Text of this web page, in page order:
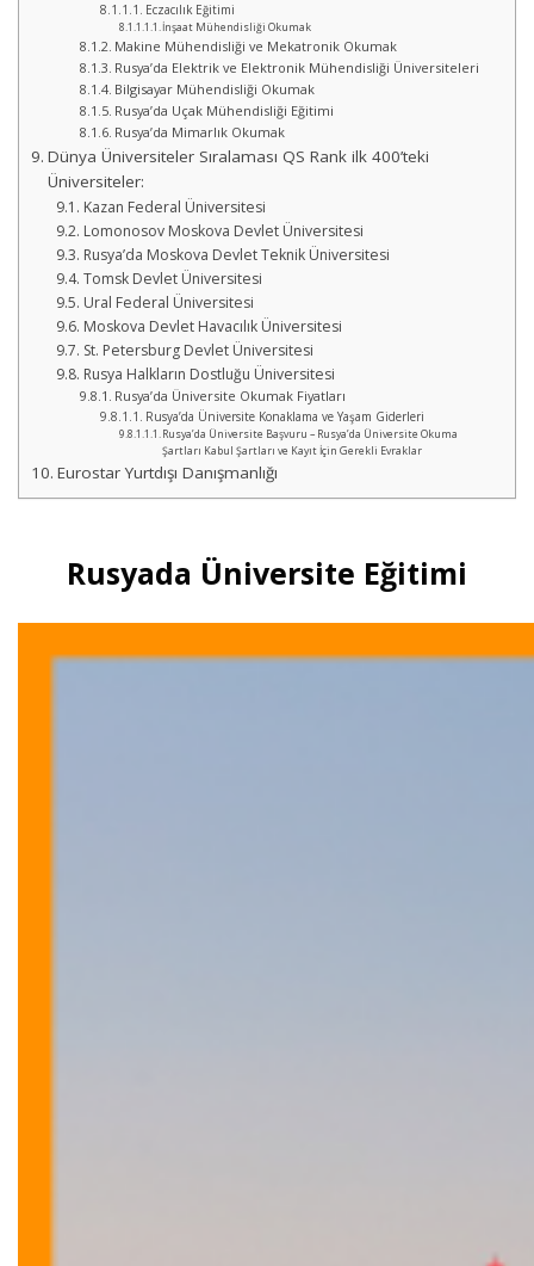
Eczacılık Eğitimi
İnşaat Mühendisliği Okumak
Makine Mühendisliği ve Mekatronik Okumak
Rusya’da Elektrik ve Elektronik Mühendisliği Üniversiteleri
Bilgisayar Mühendisliği Okumak
Rusya’da Uçak Mühendisliği Eğitimi
Rusya’da Mimarlık Okumak
Dünya Üniversiteler Sıralaması QS Rank ilk 400’teki
Üniversiteler:
Kazan Federal Üniversitesi
Lomonosov Moskova Devlet Üniversitesi
Rusya’da Moskova Devlet Teknik Üniversitesi
Tomsk Devlet Üniversitesi
Ural Federal Üniversitesi
Moskova Devlet Havacılık Üniversitesi
St. Petersburg Devlet Üniversitesi
Rusya Halkların Dostluğu Üniversitesi
Rusya’da Üniversite Okumak Fiyatları
Rusya’da Üniversite Konaklama ve Yaşam Giderleri
Rusya’da Üniversite Başvuru – Rusya’da Üniversite Okuma
Şartları Kabul Şartları ve Kayıt İçin Gerekli Evraklar
Eurostar Yurtdışı Danışmanlığı
Rusyada Üniversite Eğitimi